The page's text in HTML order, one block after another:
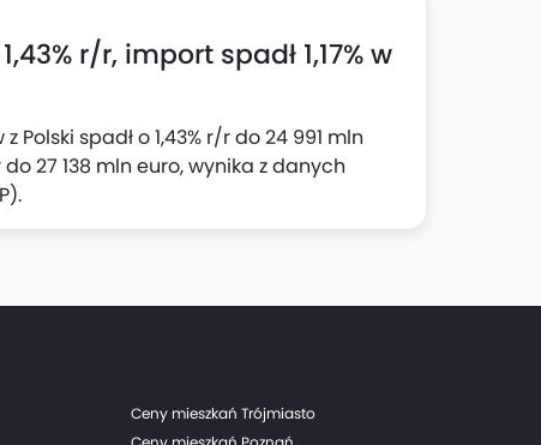
r/r, import spadł 1,17% w
Polski spadł o 1,43% r/r do 24 991 mln
27 138 mln euro, wynika z danych
Ceny mieszkań Trójmiasto